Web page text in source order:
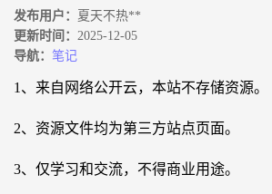
发布用户： 夏天不热**
更新时间： 2025-12-05
导航： 笔记
1、来自网络公开云，本站不存储资源。
2、资源文件均为第三方站点页面。
3、仅学习和交流，不得商业用途。